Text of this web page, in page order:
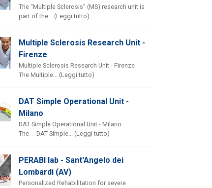
The “Multiple Sclerosis” (MS) research unit is
part of the... (Leggi tutto)
Multiple Sclerosis Research Unit -
Firenze
Multiple Sclerosis Research Unit - Firenze
The Multiple... (Leggi tutto)
DAT Simple Operational Unit -
Milano
DAT Simple Operational Unit - Milano
The__ DAT Simple... (Leggi tutto)
PERABI lab - Sant'Angelo dei
Lombardi (AV)
Personalized Rehabilitation for severe